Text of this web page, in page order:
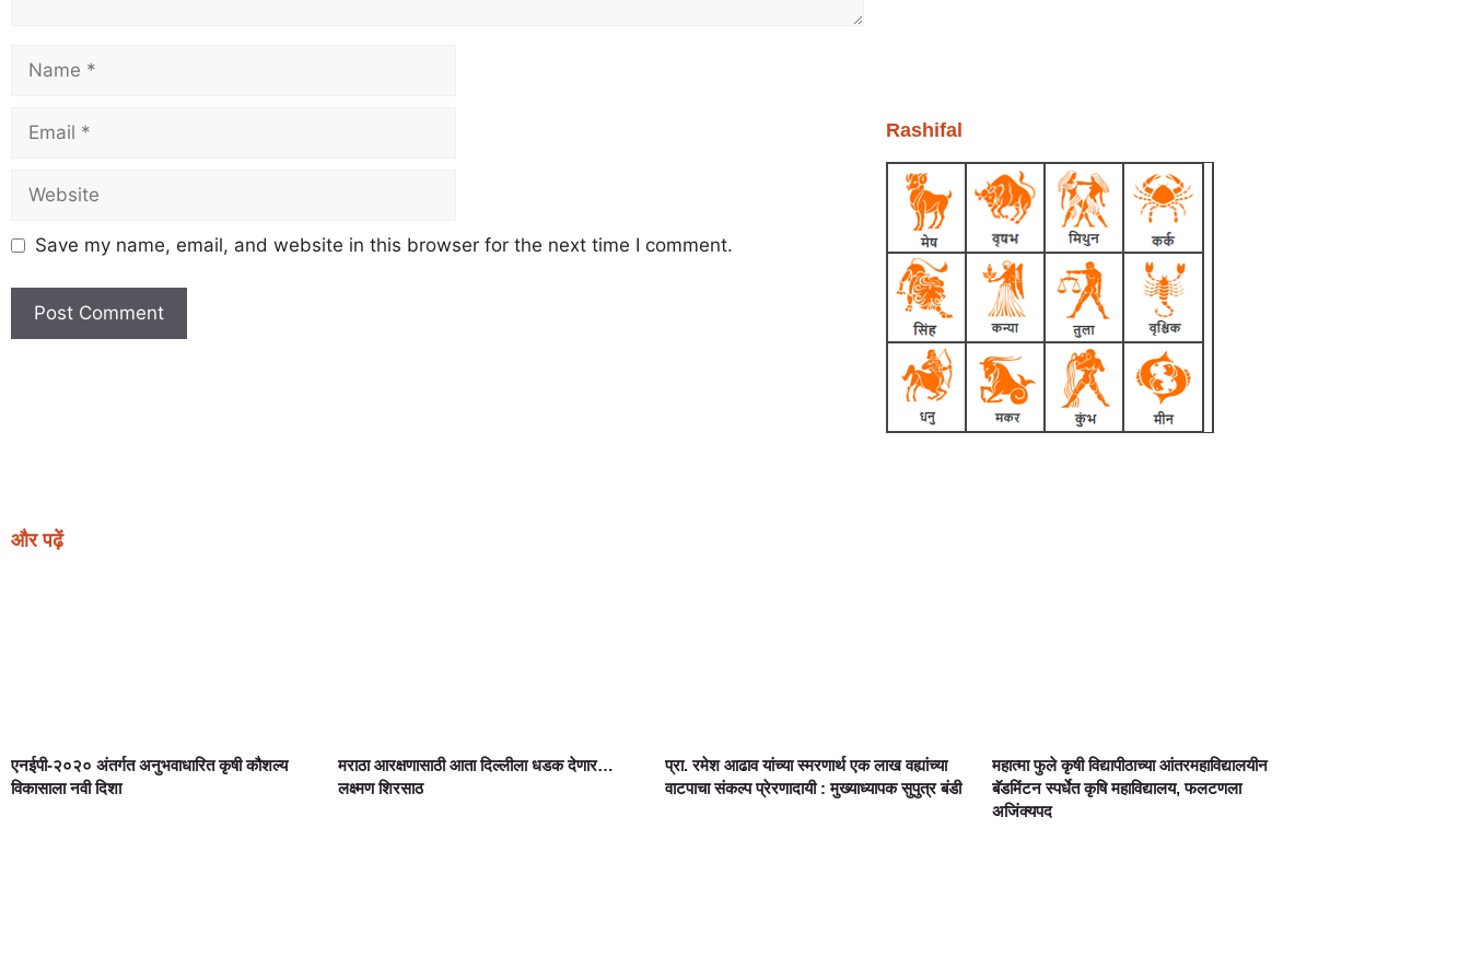
Save my name, email, and website in this browser for the next time I comment.
Rashifal
और पढ़ें
एनईपी-२०२० अंतर्गत अनुभवाधारित कृषी कौशल्य
विकासाला नवी दिशा
मराठा आरक्षणासाठी आता दिल्लीला धडक देणार…
लक्ष्मण शिरसाठ
प्रा. रमेश आढाव यांच्या स्मरणार्थ एक लाख वह्यांच्या
वाटपाचा संकल्प प्रेरणादायी : मुख्याध्यापक सुपुत्र बंडी
महात्मा फुले कृषी विद्यापीठाच्या आंतरमहाविद्यालयीन
बॅडमिंटन स्पर्धेत कृषि महाविद्यालय, फलटणला
अजिंक्यपद